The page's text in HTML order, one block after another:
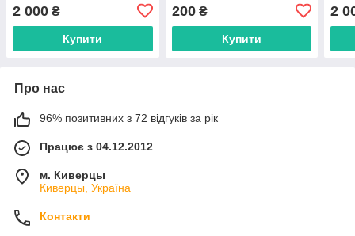
2 000 ₴
Купити
200₴
Купити
2
Про нас
96% позитивних з 72 відгуків за рік
Працює з 04.12.2012
м. Киверцы
Киверцы, Україна
Контакти